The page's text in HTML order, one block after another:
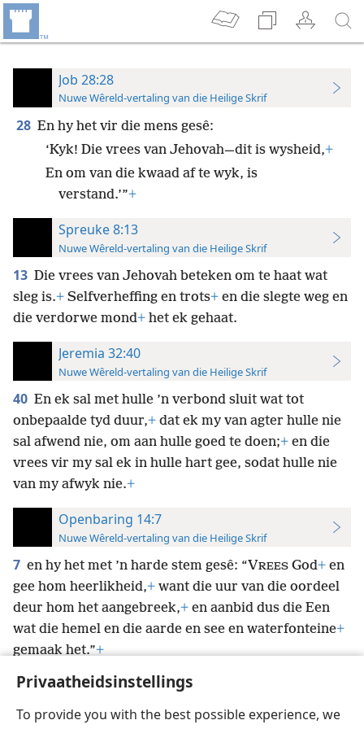
Privaatheidsinstellings
To provide you with the best possible experience, we
Job 28:28
Nuwe Wêreld-vertaling van die Heilige Skrif
28 En hy het vir die mens gesê:
‘Kyk! Die vrees van Jehovah—dit is wysheid,+
En om van die kwaad af te wyk, is
verstand.’”+
Spreuke 8:13
Nuwe Wêreld-vertaling van die Heilige Skrif
13 Die vrees van Jehovah beteken om te haat wat
sleg is.+ Selfverheffing en trots+ en die slegte weg en
die verdorwe mond+ het ek gehaat.
Jeremia 32:40
Nuwe Wêreld-vertaling van die Heilige Skrif
40 En ek sal met hulle ’n verbond sluit wat tot
onbepaalde tyd duur,+ dat ek my van agter hulle nie
sal afwend nie, om aan hulle goed te doen;+ en die
vrees vir my sal ek in hulle hart gee, sodat hulle nie
van my afwyk nie.+
Openbaring 14:7
Nuwe Wêreld-vertaling van die Heilige Skrif
7 en hy het met ’n harde stem gesê: “VREES God+ en
gee hom heerlikheid,+ want die uur van die oordeel
deur hom het aangebreek,+ en aanbid dus die Een
wat die hemel en die aarde en see en waterfonteine+
gemaak het.”+